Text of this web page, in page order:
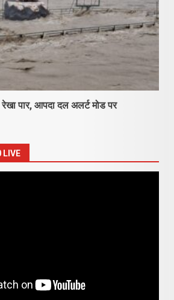
पार, आपदा दल अलर्ट मोड पर
LIVE